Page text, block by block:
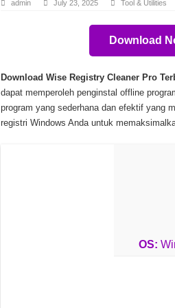
SideFX Houdini FX
RATSHAKER Rat-Chan
Download Wise Registry Cleaner Pro
program yang sederhana dan efektif yang
registri Windows Anda untuk